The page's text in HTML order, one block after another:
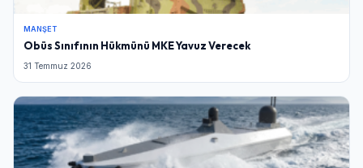
MANŞET
Obüs Sınıfının Hükmünü MKE Yavuz Verecek
31 Temmuz 2026
Şifre
Beni Hatırla Şifremi Unuttum
Giriş Yap